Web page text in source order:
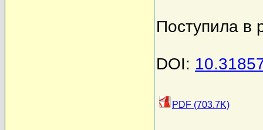
Поступила в
DOI:
PDF (703.7K)